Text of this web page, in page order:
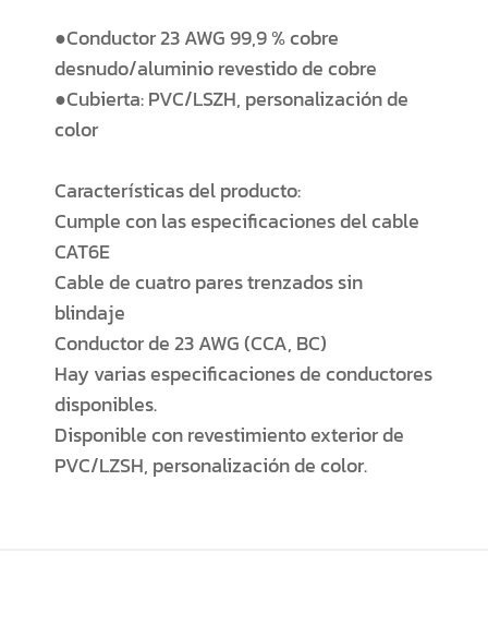
●Conductor 23 AWG 99,9 % cobre
desnudo/aluminio revestido de cobre
●Cubierta: PVC/LSZH, personalización de
color
Características del producto:
Cumple con las especificaciones del cable
CAT6E
Cable de cuatro pares trenzados sin
blindaje
Conductor de 23 AWG (CCA, BC)
Hay varias especificaciones de conductores
disponibles.
Disponible con revestimiento exterior de
PVC/LZSH, personalización de color.